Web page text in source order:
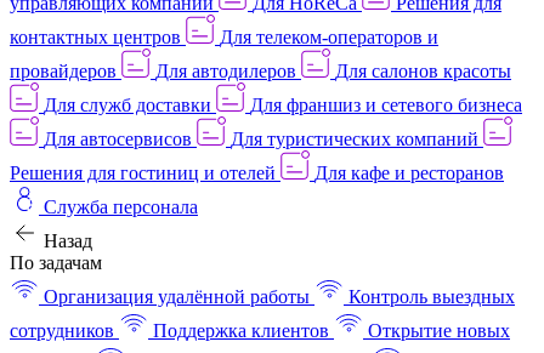
контактных центров
Для телеком-операторов и
провайдеров
Для автодилеров
Для салонов красоты
Для служб доставки
Для франшиз и сетевого бизнеса
Для автосервисов
Для туристических компаний
Решения для гостиниц и отелей
Для кафе и ресторанов
Служба персонала
Назад
По задачам
Организация удалённой работы
Контроль выездных
сотрудников
Поддержка клиентов
Открытие новых